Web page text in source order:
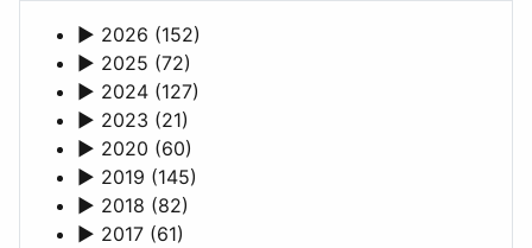
► 2026 (152)
► 2025 (72)
► 2024 (127)
► 2023 (21)
► 2020 (60)
► 2019 (145)
► 2018 (82)
► 2017 (61)